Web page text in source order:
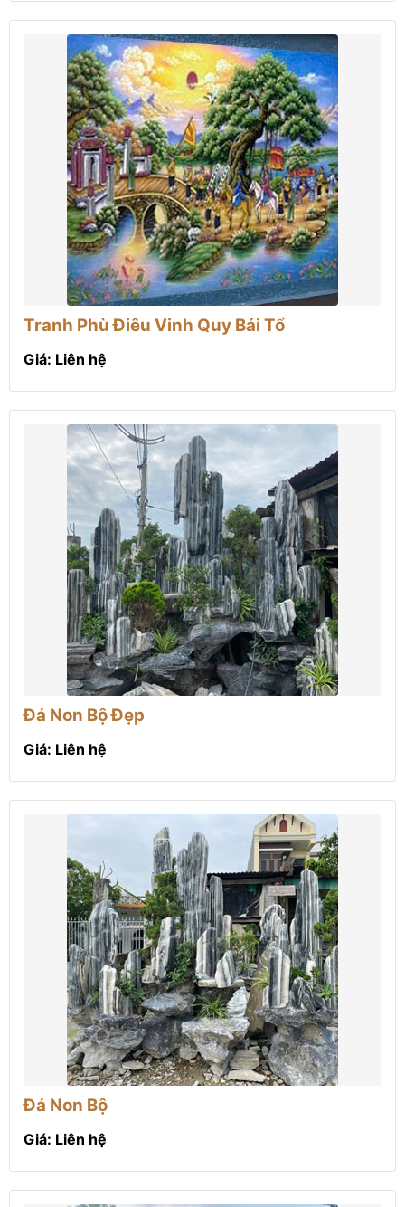
Tranh Phù Điêu Vinh Quy Bái Tổ
Giá: Liên hệ
Đá Non Bộ Đẹp
Giá: Liên hệ
Đá Non Bộ
Giá: Liên hệ